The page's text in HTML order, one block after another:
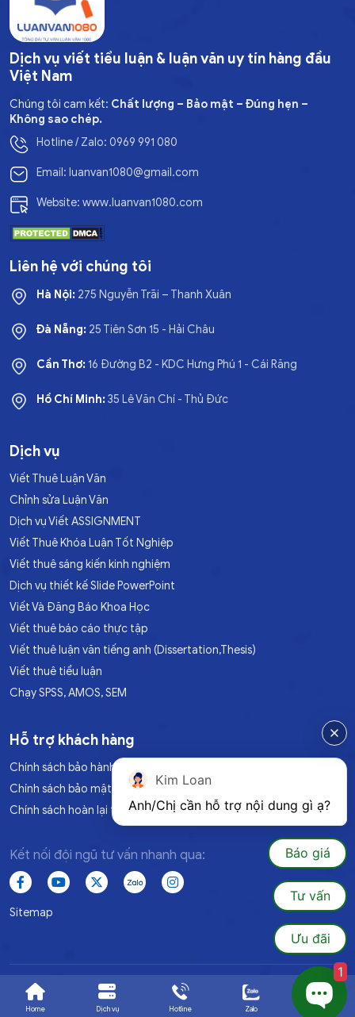
Dịch vụ viết tiểu luận & luận văn uy tín hàng đầu
Việt Nam
Chúng tôi cam kết: Chất lượng – Bảo mật – Đúng hẹn –
Không sao chép.
Hotline / Zalo: 0969 991 080
Email: luanvan1080@gmail.com
Website: www.luanvan1080.com
Liên hệ với chúng tôi
Hà Nội: 275 Nguyễn Trãi – Thanh Xuân
Đà Nẵng: 25 Tiên Sơn 15 - Hải Châu
Cần Thơ:16 Đường B2 - KDC Hưng Phú 1 - Cái Răng
Hồ Chí Minh:35 Lê Văn Chí - Thủ Đức
Dịch vụ
Viết Thuê Luận Văn
Chỉnh sửa Luận Văn
Dịch vụ Viết ASSIGNMENT
Viết Thuê Khóa Luận Tốt Nghiệp
Viết thuê sáng kiến kinh nghiệm
Dịch vụ thiết kế Slide PowerPoint
Viết Và Đăng Báo Khoa Học
Viết thuê báo cáo thực tập
Viết thuê luận văn tiếng anh (Dissertation,Thesis)
Viết thuê tiểu luận
Chạy SPSS, AMOS, SEM
Hỗ trợ khách hàng
Chính sách bảo hành
Chính sách bảo mật
Chính sách hoàn lại tiền
Kết nối đội ngũ tư vấn nhanh qua:
Sitemap
© 2025 Luanvan1080.All Rights Reserved. Đã đăng ký BQTH
Home Dịch vụ Hotline Zalo Ưu đãi
Kim Loan
Anh/Chị cần hỗ trợ nội dung gì ạ?
Báo giá
Tư vấn
Ưu đãi
1